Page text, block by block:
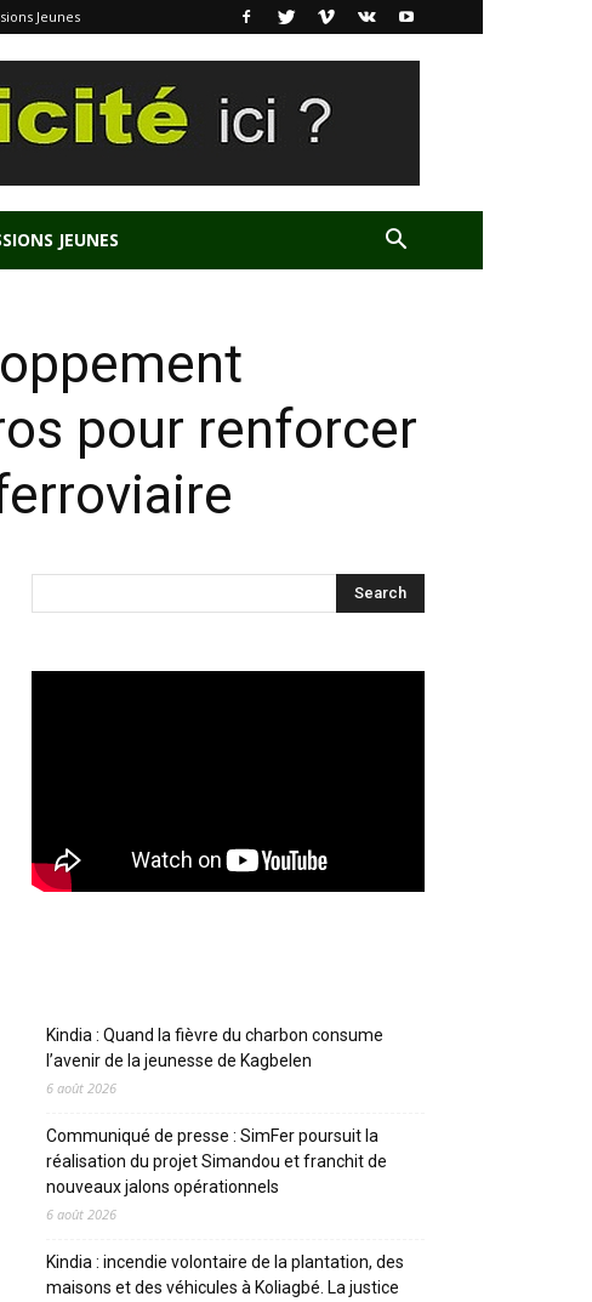
Jeunes
JEUNES
pour renforcer
Kindia : Quand la fièvre du charbon consume
l’avenir de la jeunesse de Kagbelen
6 août 2026
Communiqué de presse : SimFer poursuit la
réalisation du projet Simandou et franchit de
nouveaux jalons opérationnels
6 août 2026
Kindia : incendie volontaire de la plantation, des
maisons et des véhicules à Koliagbé. La justice